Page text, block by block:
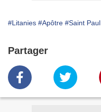
#Litanies #Apôtre #Saint Paul
Partager